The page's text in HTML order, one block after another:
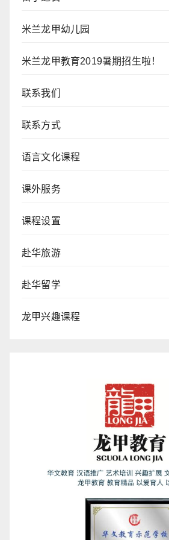
米兰龙甲幼儿园
米兰龙甲教育2019暑期招生啦！
联系我们
联系方式
语言文化课程
课外服务
课程设置
赴华旅游
赴华留学
龙甲兴趣课程